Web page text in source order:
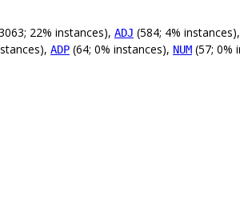
22% instances), ADJ (584; 4% instances),
ADP (64; 0% instances), NUM (57; 0%